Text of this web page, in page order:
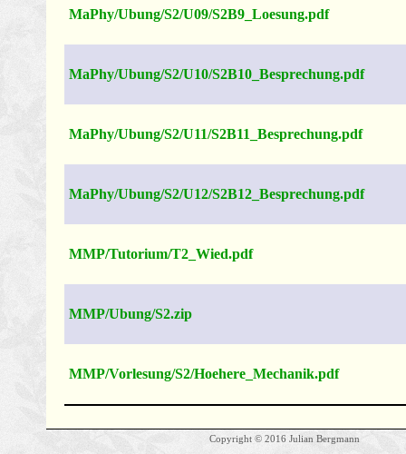
MaPhy/Ubung/S2/U09/S2B9_Loesung.pdf
MaPhy/Ubung/S2/U10/S2B10_Besprechung.pdf
MaPhy/Ubung/S2/U11/S2B11_Besprechung.pdf
MaPhy/Ubung/S2/U12/S2B12_Besprechung.pdf
MMP/Tutorium/T2_Wied.pdf
MMP/Ubung/S2.zip
MMP/Vorlesung/S2/Hoehere_Mechanik.pdf
Copyright © 2016 Julian Bergmann